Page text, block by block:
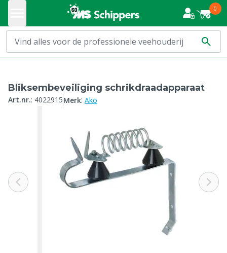
0
Bliksembeveiliging schrikdraadapparaat
Art.nr.: 4022915Merk: Ako